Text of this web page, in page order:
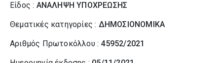
Είδος : ΑΝΑΛΗΨΗ ΥΠΟΧΡΕΩΣΗΣ
Θεματικές κατηγορίες : ΔΗΜΟΣΙΟΝΟΜΙΚΑ
Αριθμός Πρωτοκόλλου : 45952/2021